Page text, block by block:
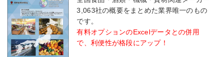
3,063社の概要をまとめた業界唯一のもの
です。
有料オプションのExcelデータとの併用
で、利便性が格段にアップ！